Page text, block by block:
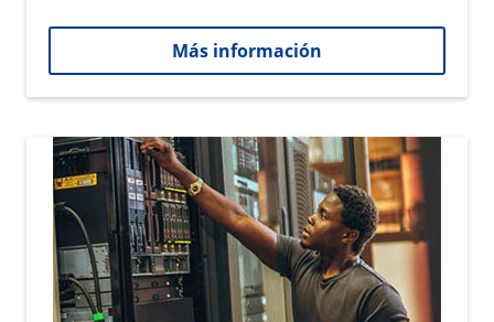
Más información